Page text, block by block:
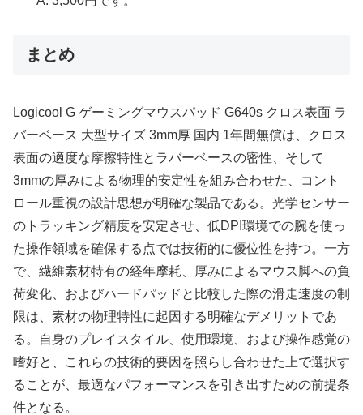
まとめ
Logicool G ゲーミングマウスパッド G640s クロス表面 ラ
バーベース 大型サイズ 3mm厚 国内 1年間無償は、クロス
表面の適度な摩擦特性とラバーベースの密性、そして
3mmの厚みによる物理的安定性を組み合わせた、コント
ロール重視の設計思想が明確な製品である。光学センサー
のトラッキング精度を安定させ、低DPI環境での腕を使っ
た操作領域を確保する点では技術的に優位性を持つ。一方
で、繊維素材特有の経年摩耗、厚みによるマウス脚への負
荷変化、およびハードパッドと比較した際の滑走速度の制
限は、素材の物理特性に起因する明確なデメリットであ
る。自身のプレイスタイル、使用環境、および操作感覚の
嗜好と、これらの技術的要因を照らし合わせた上で選択す
ることが、最適なパフォーマンスを引き出すための前提条
件となる。